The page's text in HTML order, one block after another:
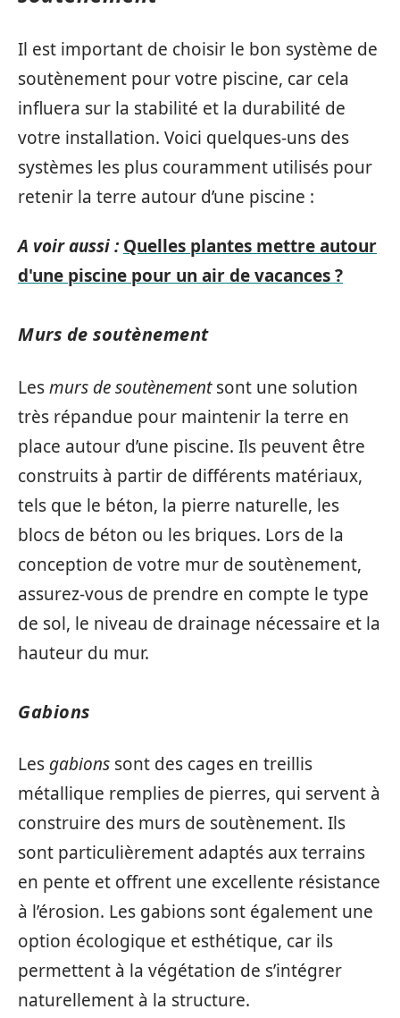
Il est important de choisir le bon système de
soutènement pour votre piscine, car cela
influera sur la stabilité et la durabilité de
votre installation. Voici quelques-uns des
systèmes les plus couramment utilisés pour
retenir la terre autour d’une piscine :
A voir aussi : Quelles plantes mettre autour
d'une piscine pour un air de vacances ?
Murs de soutènement
Lesmurs de soutènementsont une solution
très répandue pour maintenir la terre en
place autour d’une piscine. Ils peuvent être
construits à partir de différents matériaux,
tels que le béton, la pierre naturelle, les
blocs de béton ou les briques. Lors de la
conception de votre mur de soutènement,
assurez-vous de prendre en compte le type
de sol, le niveau de drainage nécessaire et la
hauteur du mur.
Gabions
Les gabions sont des cages en treillis
métallique remplies de pierres, qui servent à
construire des murs de soutènement. Ils
sont particulièrement adaptés aux terrains
en pente et offrent une excellente résistance
à l’érosion. Les gabions sont également une
option écologique et esthétique, car ils
permettent à la végétation de s’intégrer
naturellement à la structure.